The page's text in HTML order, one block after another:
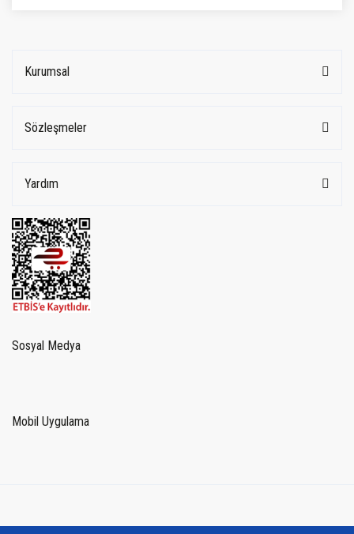
Kurumsal
Sözleşmeler
Yardım
Sosyal Medya
Mobil Uygulama